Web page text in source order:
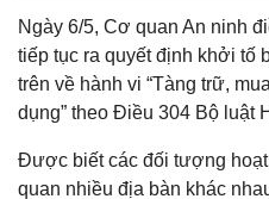
Ngày 6/5, Cơ quan An ninh
tiếp tục ra quyết định khởi tố
trên về hành vi “Tàng trữ,
dụng” theo Điều 304 Bộ luật
Được biết các đối tượng
quan nhiều địa bàn khác